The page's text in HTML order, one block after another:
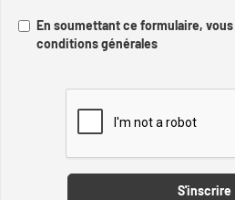
En soumettant ce formulaire,
conditions générales
S'inscrire